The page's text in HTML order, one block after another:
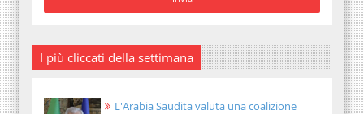
I più cliccati della settimana
L'Arabia Saudita valuta una coalizione